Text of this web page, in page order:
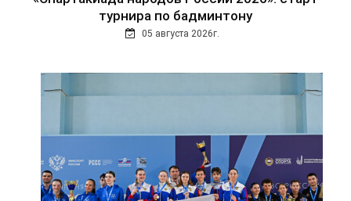
турнира по бадминтону
05 августа 2026г.